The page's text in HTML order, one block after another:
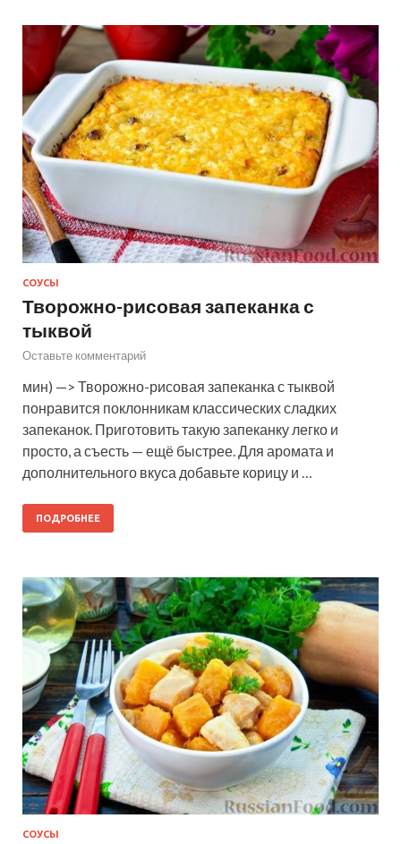
СОУСЫ
Творожно-рисовая запеканка с
тыквой
Оставьте комментарий
мин) —> Творожно-рисовая запеканка с тыквой
понравится поклонникам классических сладких
запеканок. Приготовить такую запеканку легко и
просто, а съесть — ещё быстрее. Для аромата и
дополнительного вкуса добавьте корицу и …
ПОДРОБНЕЕ
СОУСЫ